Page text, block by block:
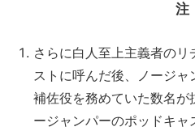
注
さらに白人至上主義者の
ストに呼んだ後、ノージ
補佐役を務めていた数名が
ージャンパーのポッドキ